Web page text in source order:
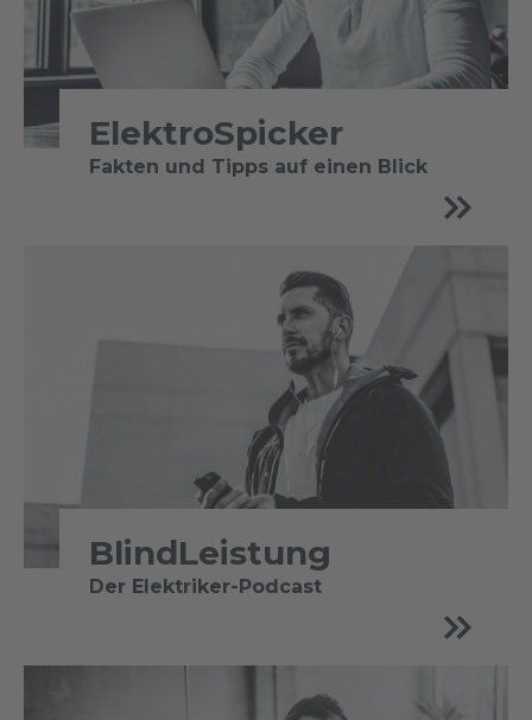
ElektroSpicker
Fakten und Tipps auf einen Blick
BlindLeistung
Der Elektriker-Podcast